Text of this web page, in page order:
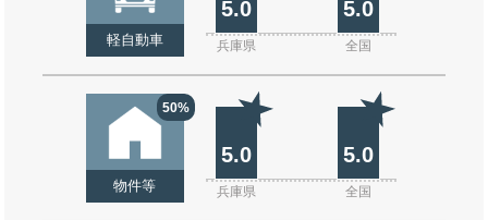
軽自動車
5.0 5.0
兵庫県 全国
50%
物件等
5.0 5.0
兵庫県 全国